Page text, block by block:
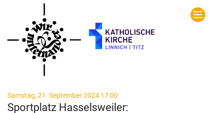
Zum Inhalt springen
Samstag, 21. September 2024 17:00
Sportplatz Hasselsweiler: